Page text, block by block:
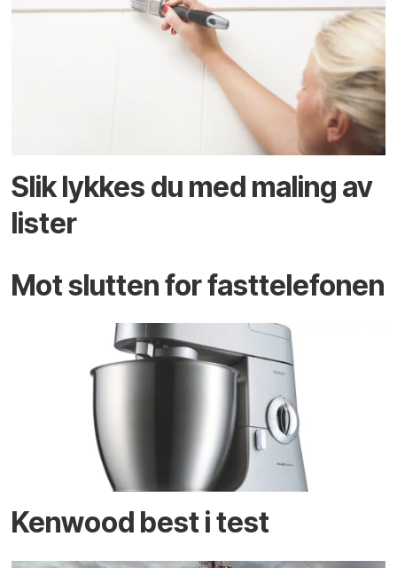
Slik lykkes du med maling av
lister
Mot slutten for fasttelefonen
Kenwood best i test